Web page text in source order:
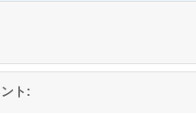
ト: